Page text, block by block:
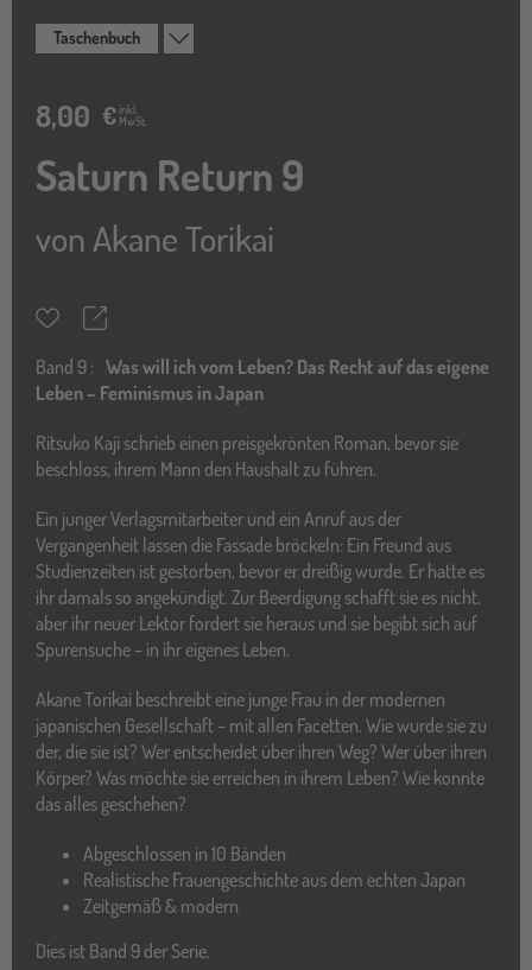
Taschenbuch
8,00 € inkl.
MwSt.
Saturn Return 9
von Akane Torikai
MerkzettelTeilen
Band 9 : Was will ich vom Leben? Das Recht auf das eigene
Leben – Feminismus in Japan
Ritsuko Kaji schrieb einen preisgekrönten Roman, bevor sie
beschloss, ihrem Mann den Haushalt zu führen.
Ein junger Verlagsmitarbeiter und ein Anruf aus der
Vergangenheit lassen die Fassade bröckeln: Ein Freund aus
Studienzeiten ist gestorben, bevor er dreißig wurde. Er hatte es
ihr damals so angekündigt. Zur Beerdigung schafft sie es nicht,
aber ihr neuer Lektor fordert sie heraus und sie begibt sich auf
Spurensuche – in ihr eigenes Leben.
Akane Torikai beschreibt eine junge Frau in der modernen
japanischen Gesellschaft – mit allen Facetten. Wie wurde sie zu
der, die sie ist? Wer entscheidet über ihren Weg? Wer über ihren
Körper? Was möchte sie erreichen in ihrem Leben? Wie konnte
das alles geschehen?
Abgeschlossen in 10 Bänden
Realistische Frauengeschichte aus dem echten Japan
Zeitgemäß & modern
Dies ist Band 9 der Serie.